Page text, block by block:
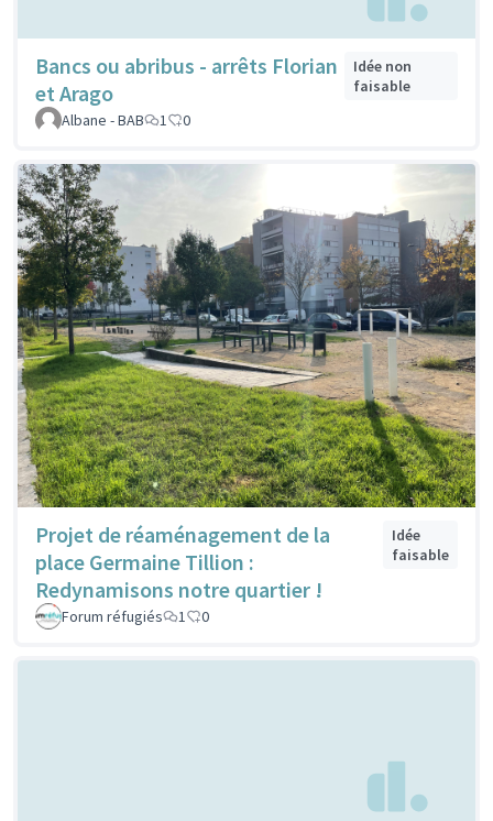
Bancs ou abribus - arrêts Florian
et Arago
Idée non
faisable
Albane - BAB
1 0
Projet de réaménagement de la
place Germaine Tillion :
Redynamisons notre quartier !
Idée
faisable
Forum réfugiés 1 0